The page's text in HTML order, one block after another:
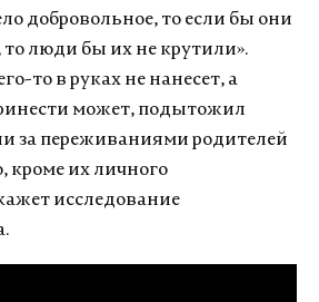
добровольное, то если бы они
люди бы их не крутили».
то в руках не нанесет, а
может, подытожил
за переживаниями родителей
кроме их личного
исследование